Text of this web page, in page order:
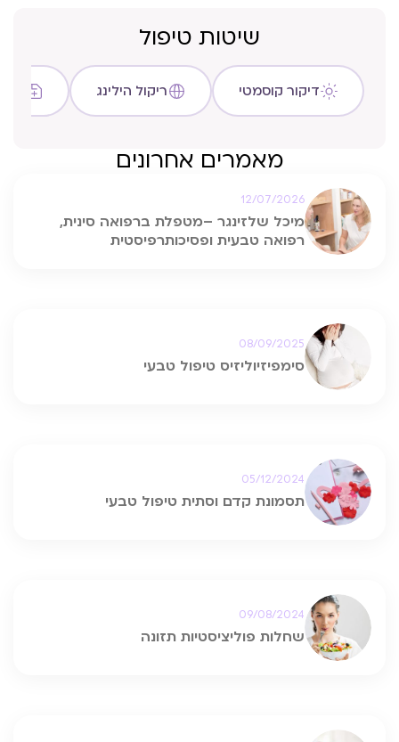
שיטות טיפול
דיקור קוסמטי ריקול הילינג
מאמרים אחרונים
מיכל שלזינגר –מטפלת ברפואה סינית,
רפואה טבעית ופסיכותרפיסטית
12/07/2026
סימפיזיוליזיס טיפול טבעי
08/09/2025
תסמונת קדם וסתית טיפול טבעי
05/12/2024
שחלות פוליציסטיות תזונה
09/08/2024